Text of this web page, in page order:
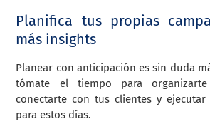
Planifica tus propias
más insights
Planear con anticipación es sin duda
tómate el tiempo para organizarte
conectarte con tus clientes y
para estos días.